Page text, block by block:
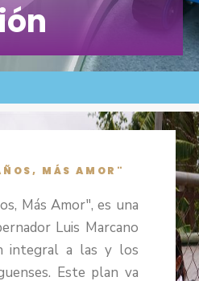
MÁS AMOR"
Más Amor", es una
Luis Marcano
integral a las y los
Este plan va